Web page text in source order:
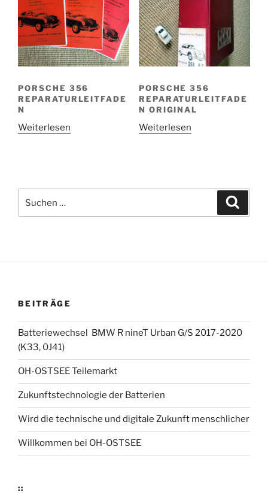
PORSCHE 356
REPARATURLEITFADE
N
Weiterlesen
PORSCHE 356
REPARATURLEITFADE
N ORIGINAL
Weiterlesen
nach:
BEITRÄGE
Batteriewechsel BMW R nineT Urban G/S 2017-2020
(K33, 0J41)
OH-OSTSEE Teilemarkt
Zukunftstechnologie der Batterien
Wird die technische und digitale Zukunft menschlicher
Willkommen bei OH-OSTSEE
::